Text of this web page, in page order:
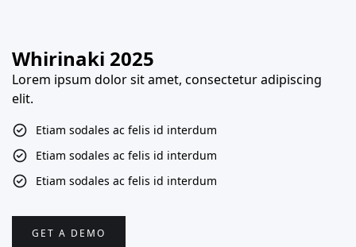
Whirinaki 2025
Lorem ipsum dolor sit amet, consectetur adipiscing
elit.
Etiam sodales ac felis id interdum
Etiam sodales ac felis id interdum
Etiam sodales ac felis id interdum
GET A DEMO